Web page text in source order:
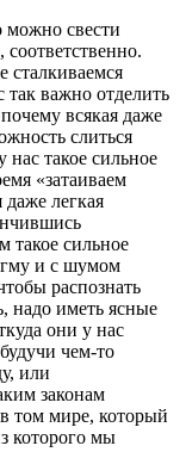
можно свести
сталкиваемся
важно отделить
всякая даже
слиться
такое сильное
«затаиваем
легкая
такое сильное
и с шумом
распознать
надо иметь ясные
они у нас
чем-то
или
законам
том мире, который
которого мы